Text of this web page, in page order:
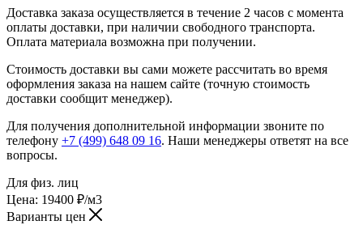
Доставка заказа осуществляется в течение 2 часов с момента
оплаты доставки, при наличии свободного транспорта.
Оплата материала возможна при получении.
Стоимость доставки вы сами можете рассчитать во время
оформления заказа на нашем сайте (точную стоимость
доставки сообщит менеджер).
Для получения дополнительной информации звоните по
телефону +7 (499) 648 09 16. Наши менеджеры ответят на все
вопросы.
Для физ. лиц
Цена: 19400 ₽/м3
Варианты цен